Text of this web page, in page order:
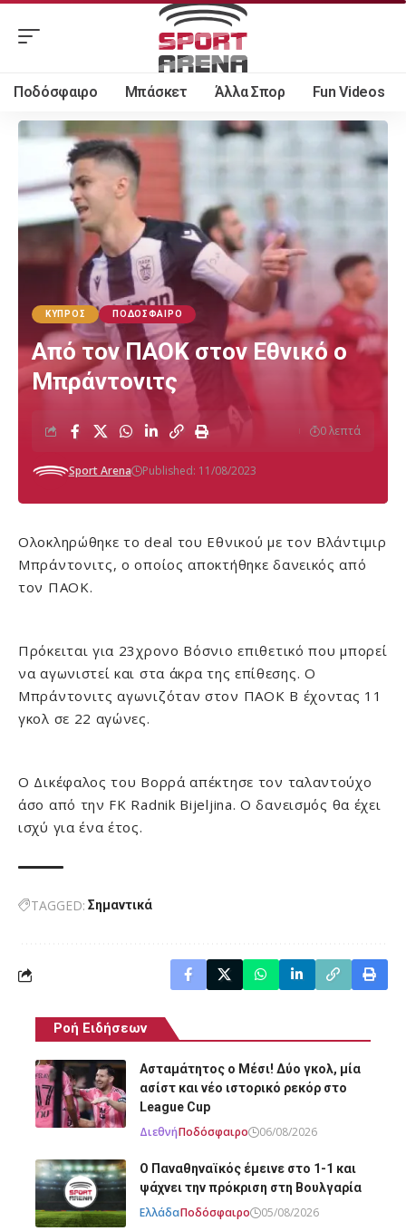
Ποδόσφαιρο Μπάσκετ Άλλα Σπορ Fun Videos
ΚΎΠΡΟΣ ΠΟΔΌΣΦΑΙΡΟ
Από τον ΠΑΟΚ στον Εθνικό ο
Μπράντονιτς
Sport Arena Published: 11/08/2023
0 λεπτά
Oλοκληρώθηκε το deal του Εθνικού με τον Βλάντιμιρ
Μπράντονιτς, ο οποίος αποκτήθηκε δανεικός από
τον ΠΑΟΚ.
Πρόκειται για 23χρονο Βόσνιο επιθετικό που μπορεί
να αγωνιστεί και στα άκρα της επίθεσης. Ο
Μπράντονιτς αγωνιζόταν στον ΠΑΟΚ Β έχοντας 11
γκολ σε 22 αγώνες.
Ο Δικέφαλος του Βορρά απέκτησε τον ταλαντούχο
άσο από την FK Radnik Bijeljina. Ο δανεισμός θα έχει
ισχύ για ένα έτος.
TAGGED: Σημαντικά
Ροή Ειδήσεων
Ασταμάτητος ο Μέσι! Δύο γκολ, μία
ασίστ και νέο ιστορικό ρεκόρ στο
League Cup
ΔιεθνήΠοδόσφαιρο 06/08/2026
Ο Παναθηναϊκός έμεινε στο 1-1 και
ψάχνει την πρόκριση στη Βουλγαρία
ΕλλάδαΠοδόσφαιρο 05/08/2026